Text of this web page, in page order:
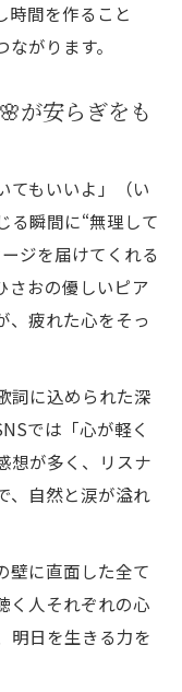
時間を作ること
がります。
が安らぎをも
てもいいよ」（い
る瞬間に“無理して
ジを届けてくれる
さおの優しいピア
、疲れた心をそっ
詞に込められた深
では「心が軽く
想が多く、リスナ
、自然と涙が溢れ
壁に直面した全て
く人それぞれの心
明日を生きる力を